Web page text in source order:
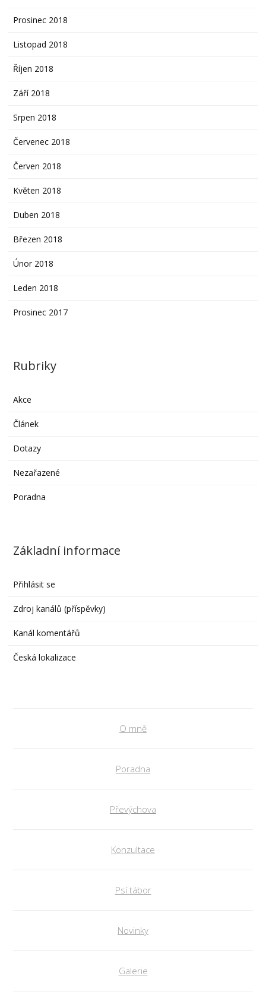
Prosinec 2018
Listopad 2018
Říjen 2018
Září 2018
Srpen 2018
Červenec 2018
Červen 2018
Květen 2018
Duben 2018
Březen 2018
Únor 2018
Leden 2018
Prosinec 2017
Rubriky
Akce
Článek
Dotazy
Nezařazené
Poradna
Základní informace
Přihlásit se
Zdroj kanálů (příspěvky)
Kanál komentářů
Česká lokalizace
O mně
Poradna
Převýchova
Konzultace
Psí tábor
Novinky
Galerie